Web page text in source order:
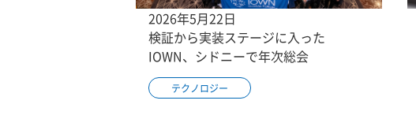
2026年5月22日
検証から実装ステージに入った
IOWN、シドニーで年次総会
テクノロジー